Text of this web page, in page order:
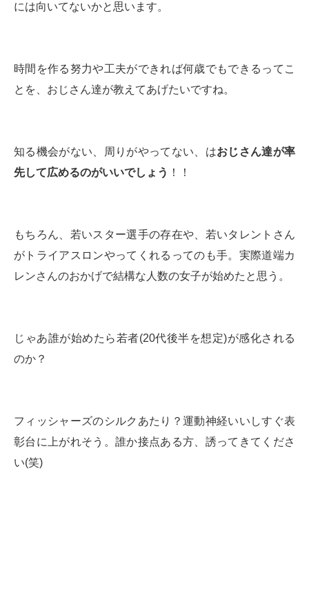
には向いてないかと思います。
時間を作る努力や工夫ができれば何歳でもできるってこ
とを、おじさん達が教えてあげたいですね。
知る機会がない、周りがやってない、はおじさん達が率
先して広めるのがいいでしょう ！！
もちろん、若いスター選手の存在や、若いタレントさん
がトライアスロンやってくれるってのも手。実際道端カ
レンさんのおかげで結構な人数の女子が始めたと思う。
じゃあ誰が始めたら若者(20代後半を想定)が感化される
のか？
フィッシャーズのシルクあたり？運動神経いいしすぐ表
彰台に上がれそう。誰か接点ある方、誘ってきてくださ
い(笑)